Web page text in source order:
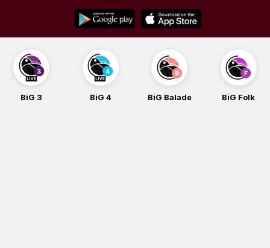
content
BiG 3 BiG 4 BiG Balade BiG Folk